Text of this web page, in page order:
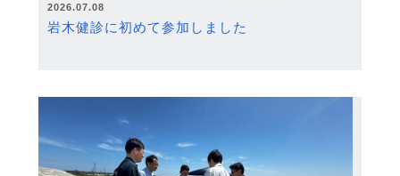
2026.07.08
岩木健診に初めて参加しました